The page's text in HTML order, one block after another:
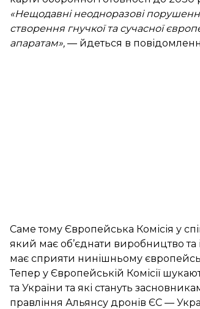
«Нещодавні неодноразові
створення гнучкої та сучасної
апаратам», — йдеться в
Саме тому Європейська Комісія у
який має об’єднати виробництво та
має сприяти нинішньому
Тепер у Європейській Комісії
та України та які стануть
правління Альянсу дронів ЄС —